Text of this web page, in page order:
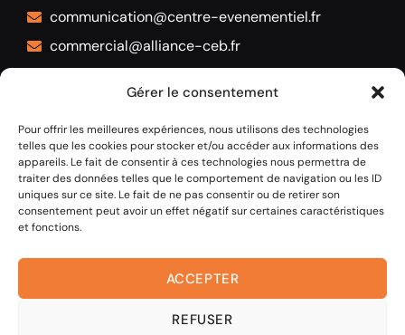
Gérer le consentement
Pour offrir les meilleures expériences, nous utilisons des technologies
telles que les cookies pour stocker et/ou accéder aux informations des
appareils. Le fait de consentir à ces technologies nous permettra de
traiter des données telles que le comportement de navigation ou les ID
uniques sur ce site. Le fait de ne pas consentir ou de retirer son
consentement peut avoir un effet négatif sur certaines caractéristiques
et fonctions.
ACCEPTER
REFUSER
communication@centre-evenementiel.fr
commercial@alliance-ceb.fr
05 53 45 72 12
1 allée Lucien Videau 24100 BERGERAC